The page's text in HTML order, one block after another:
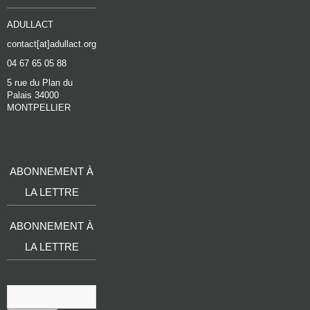
ADULLACT
contact[at]adullact.org
04 67 65 05 88
5 rue du Plan du
Palais 34000
MONTPELLIER
ABONNEMENT À
LA LETTRE
ABONNEMENT À
LA LETTRE